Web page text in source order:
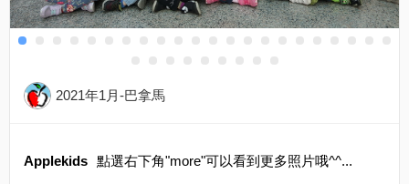
2021年1月-巴拿馬
Applekids 點選右下角"more"可以看到更多照片哦^^...